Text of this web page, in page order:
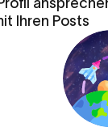
Ihren Posts